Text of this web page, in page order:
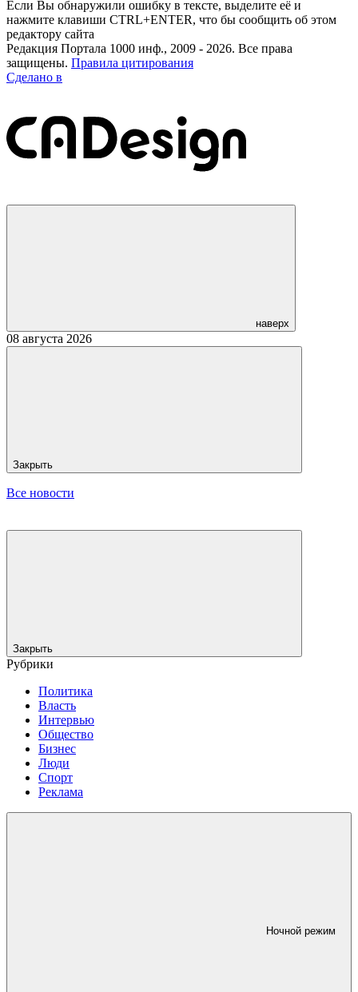
Если Вы обнаружили ошибку в тексте, выделите её и
нажмите клавиши CTRL+ENTER, что бы сообщить об этом
редактору сайта
Редакция Портала 1000 инф., 2009 - 2026. Все права
защищены. Правила цитирования
Сделано в
наверх
08 августа 2026
Закрыть
Все новости
Закрыть
Рубрики
Политика
Власть
Интервью
Общество
Бизнес
Люди
Спорт
Реклама
Ночной режим